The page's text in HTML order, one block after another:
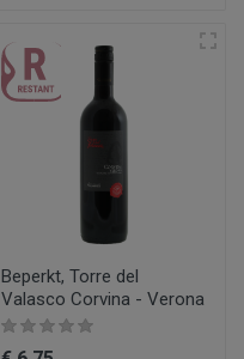
Beperkt, Torre del
Valasco Corvina - Verona